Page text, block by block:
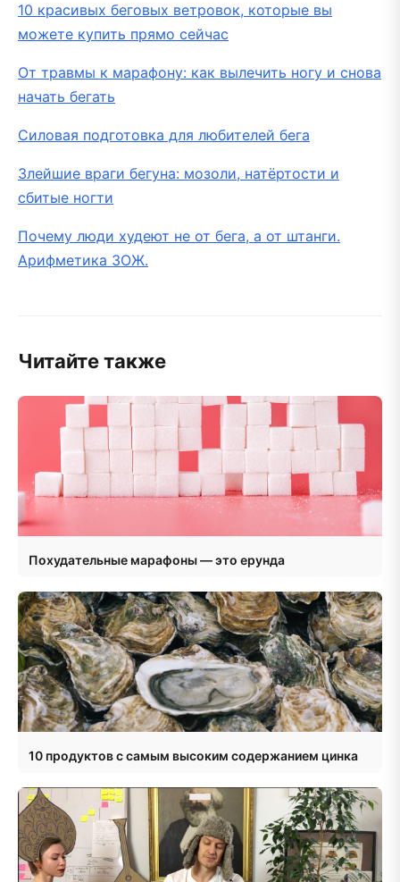
10 красивых беговых ветровок, которые вы
можете купить прямо сейчас
От травмы к марафону: как вылечить ногу и снова
начать бегать
Силовая подготовка для любителей бега
Злейшие враги бегуна: мозоли, натёртости и
сбитые ногти
Почему люди худеют не от бега, а от штанги.
Арифметика ЗОЖ.
Читайте также
Похудательные марафоны — это ерунда
10 продуктов с самым высоким содержанием цинка